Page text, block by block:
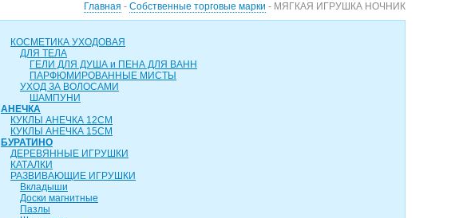
Главная - Собственные торговые марки - МЯГКАЯ ИГРУШКА НОЧНИК
КОСМЕТИКА УХОДОВАЯ
ДЛЯ ТЕЛА
ГЕЛИ ДЛЯ ДУША и ПЕНА ДЛЯ ВАНН
ПАРФЮМИРОВАННЫЕ МИСТЫ
УХОД ЗА ВОЛОСАМИ
ШАМПУНИ
АНЕЧКА
КУКЛЫ АНЕЧКА 12СМ
КУКЛЫ АНЕЧКА 15СМ
БУРАТИНО
ДЕРЕВЯННЫЕ ИГРУШКИ
КАТАЛКИ
РАЗВИВАЮЩИЕ ИГРУШКИ
Вкладыши
Доски магнитные
Пазлы